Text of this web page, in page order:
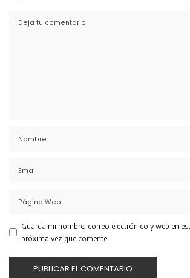
Guarda mi nombre, correo electrónico y web en
próxima vez que comente.